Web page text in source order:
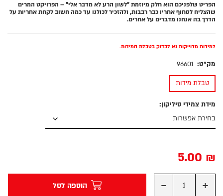
הפריט שלפניכם הוא חלק מיוזמת "לשון הרע לא מדבר אלי" – הפרויקט המרים
שהצליח לסחוף אחריו כבר רבבות, ולהזכיר לכולנו עד כמה חשוב לקחת אחריות על
הדרך בה אנחנו מדברים על אחרים.
למידות מדוייקות נא לבדוק בטבלת המידות.
מק"ט: 96601
טבלת מידות
מידת צמידי סיליקון:
5.00 ₪
+
- הוספה לסל